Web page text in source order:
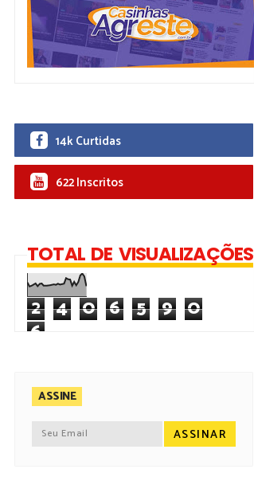
14k Curtidas
622 Inscritos
TOTAL DE VISUALIZAÇÕES
2 4 0 6 5 9 0
6
ASSINE